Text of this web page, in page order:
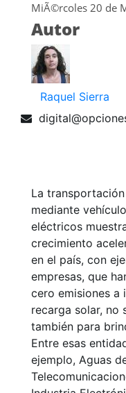
MiÃ©rcoles 20 de
Autor
Raquel Sierra
La transportación
mediante
eléctricos
crecimiento
en el país, con
empresas, que
cero emisiones a
recarga solar, no
también para
Entre esas
ejemplo, Aguas